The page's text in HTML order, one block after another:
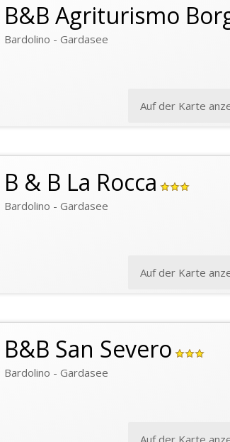
B&B Agriturismo
Bardolino - Gardasee
Auf der Karte
B & B La Rocca
Bardolino - Gardasee
Auf der Karte
B&B San Severo
Bardolino - Gardasee
Auf der Karte